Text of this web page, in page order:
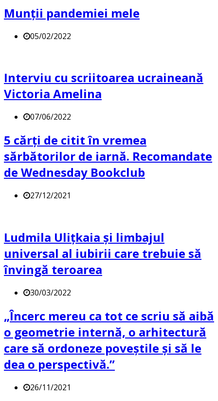
Munţii pandemiei mele
05/02/2022
Interviu cu scriitoarea ucraineană
Victoria Amelina
07/06/2022
5 cărți de citit în vremea
sărbătorilor de iarnă. Recomandate
de Wednesday Bookclub
27/12/2021
Ludmila Ulițkaia și limbajul
universal al iubirii care trebuie să
învingă teroarea
30/03/2022
„Încerc mereu ca tot ce scriu să aibă
o geometrie internă, o arhitectură
care să ordoneze poveştile şi să le
dea o perspectivă.”
26/11/2021